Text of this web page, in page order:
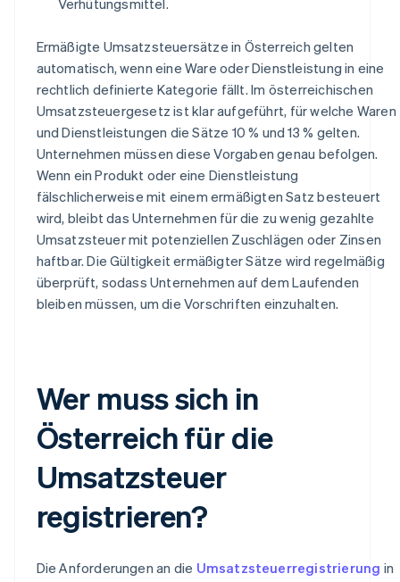
Ermäßigte Umsatzsteuersätze in Österreich gelten
automatisch, wenn eine Ware oder Dienstleistung in eine
rechtlich definierte Kategorie fällt. Im österreichischen
Umsatzsteuergesetz ist klar aufgeführt, für welche Waren
und Dienstleistungen die Sätze 10 % und 13 % gelten.
Unternehmen müssen diese Vorgaben genau befolgen.
Wenn ein Produkt oder eine Dienstleistung
fälschlicherweise mit einem ermäßigten Satz besteuert
wird, bleibt das Unternehmen für die zu wenig gezahlte
Umsatzsteuer mit potenziellen Zuschlägen oder Zinsen
haftbar. Die Gültigkeit ermäßigter Sätze wird regelmäßig
überprüft, sodass Unternehmen auf dem Laufenden
bleiben müssen, um die Vorschriften einzuhalten.
Wer muss sich in
Österreich für die
Umsatzsteuer
registrieren?
Die Anforderungen an die Umsatzsteuerregistrierung in